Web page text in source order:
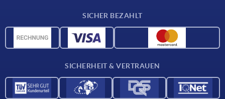
Werkstoffübersicht
SICHER BEZAHLT
SICHERHEIT & VERTRAUEN